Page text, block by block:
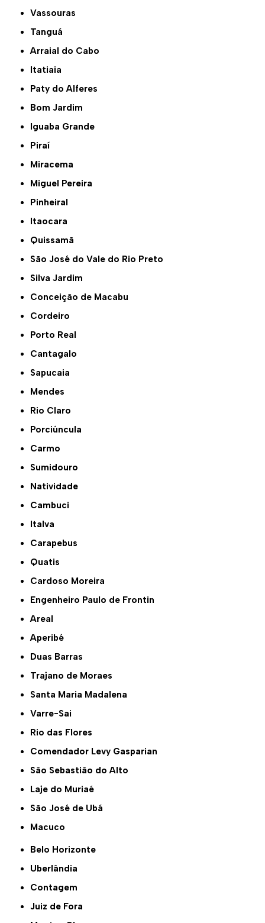
Vassouras
Tanguá
Arraial do Cabo
Itatiaia
Paty do Alferes
Bom Jardim
Iguaba Grande
Piraí
Miracema
Miguel Pereira
Pinheiral
Itaocara
Quissamã
São José do Vale do Rio Preto
Silva Jardim
Conceição de Macabu
Cordeiro
Porto Real
Cantagalo
Sapucaia
Mendes
Rio Claro
Porciúncula
Carmo
Sumidouro
Natividade
Cambuci
Italva
Carapebus
Quatis
Cardoso Moreira
Engenheiro Paulo de Frontin
Areal
Aperibé
Duas Barras
Trajano de Moraes
Santa Maria Madalena
Varre-Sai
Rio das Flores
Comendador Levy Gasparian
São Sebastião do Alto
Laje do Muriaé
São José de Ubá
Macuco
Belo Horizonte
Uberlândia
Contagem
Juiz de Fora